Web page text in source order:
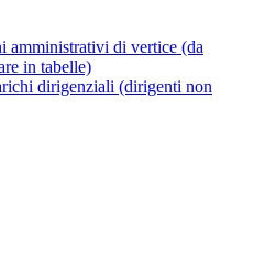
amministrativi di vertice (da
in tabelle)
dirigenziali (dirigenti non